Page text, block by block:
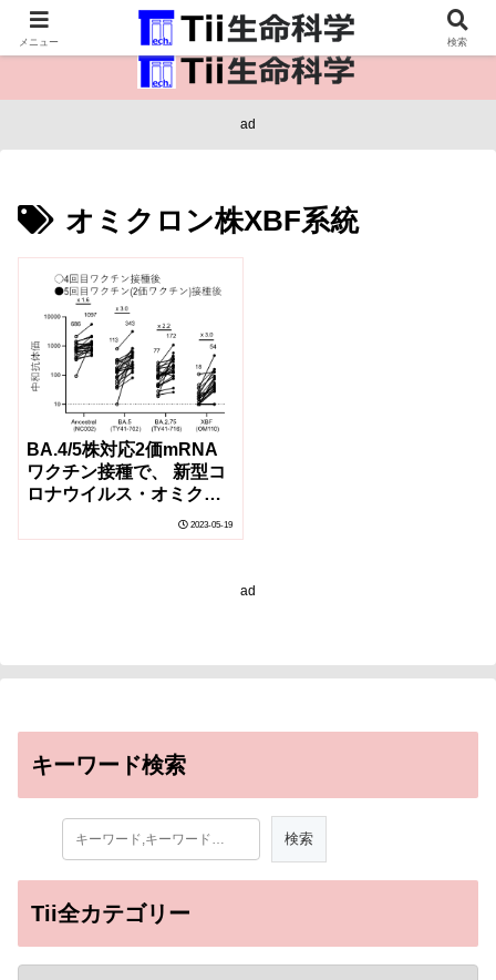
医療保健・生命・生物の情報インフラ。
ad
オミクロン株XBF系統
BA.4/5株対応2価mRNA
ワクチン接種で、 新型コ
ロナウイルス・オミクロ
ン株XBF系統に対する 中
和活性は増強される
2023-05-19
ad
キーワード検索
Tii全カテゴリー
メニュー 検索